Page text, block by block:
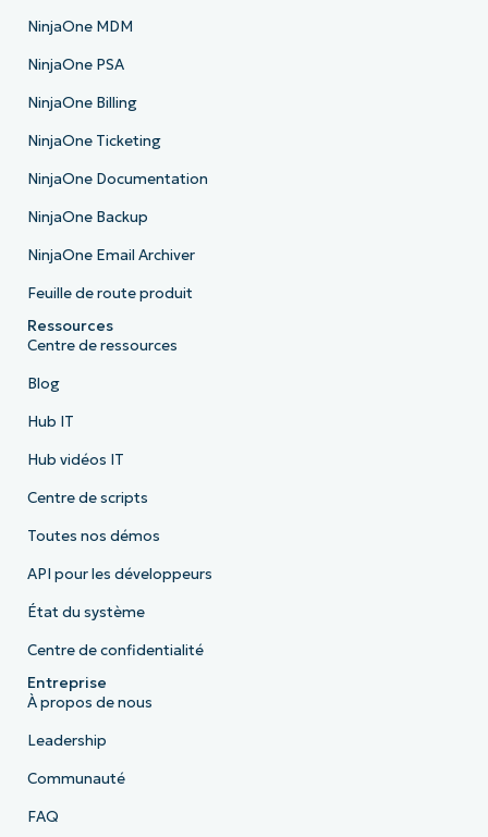
NinjaOne MDM
NinjaOne PSA
NinjaOne Billing
NinjaOne Ticketing
NinjaOne Documentation
NinjaOne Backup
NinjaOne Email Archiver
Feuille de route produit
Ressources
Centre de ressources
Blog
Hub IT
Hub vidéos IT
Centre de scripts
Toutes nos démos
API pour les développeurs
État du système
Centre de confidentialité
Entreprise
À propos de nous
Leadership
Communauté
FAQ